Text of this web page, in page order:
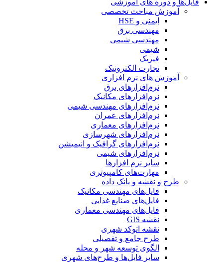
فایل‌ها و دوره های آموزشی
آموزش مباحث تخصصی
ایمنی و HSE
مهندسی برق
مهندسی شیمی
شیمی
فیزیک
تجارت الکترونیک
آموزش های نرم افزاری
نرم‌افزارهای برق
نرم‌افزارهای مکانیک
نرم‌افزارهای مهندسی شیمی
نرم‌افزارهای عمران
نرم‌افزارهای معماری
نرم‌افزارهای شهرسازی
نرم‌افزارهای گرافیک و انیمیشن
نرم‌افزارهای شیمی
سایر نرم افزارها
مهارت‌های کامپیوتری
طرح و نقشه و بانک داده
فایل‌های مهندسی مکانیک
فایل‌های صنایع غذایی
فایل‌های مهندسی معماری
نقشه GIS
نقشه اتوکد شهری
طرح جامع و تفصیلی
الگوی توسعه شهر و محله
سایر فایل‌ها و طرح‌های شهری